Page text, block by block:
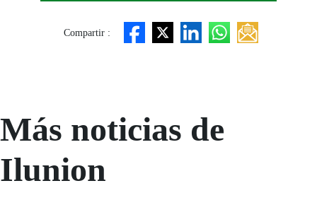
Compartir :
Más noticias de
Ilunion